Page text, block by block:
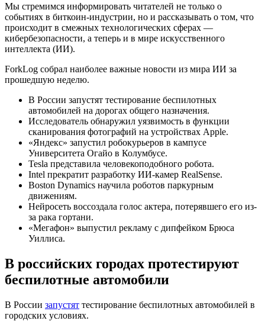
Мы стремимся информировать читателей не только о
событиях в биткоин-индустрии, но и рассказывать о том, что
происходит в смежных технологических сферах —
кибербезопасности, а теперь и в мире искусственного
интеллекта (ИИ).
ForkLog собрал наиболее важные новости из мира ИИ за
прошедшую неделю.
В России запустят тестирование беспилотных
автомобилей на дорогах общего назначения.
Исследователь обнаружил уязвимость в функции
сканирования фотографий на устройствах Apple.
«Яндекс» запустил робокурьеров в кампусе
Университета Огайо в Колумбусе.
Tesla представила человекоподобного робота.
Intel прекратит разработку ИИ-камер RealSense.
Boston Dynamics научила роботов паркурным
движениям.
Нейросеть воссоздала голос актера, потерявшего его из-
за рака гортани.
«Мегафон» выпустил рекламу с дипфейком Брюса
Уиллиса.
В российских городах протестируют
беспилотные автомобили
В России запустят тестирование беспилотных автомобилей в
городских условиях.